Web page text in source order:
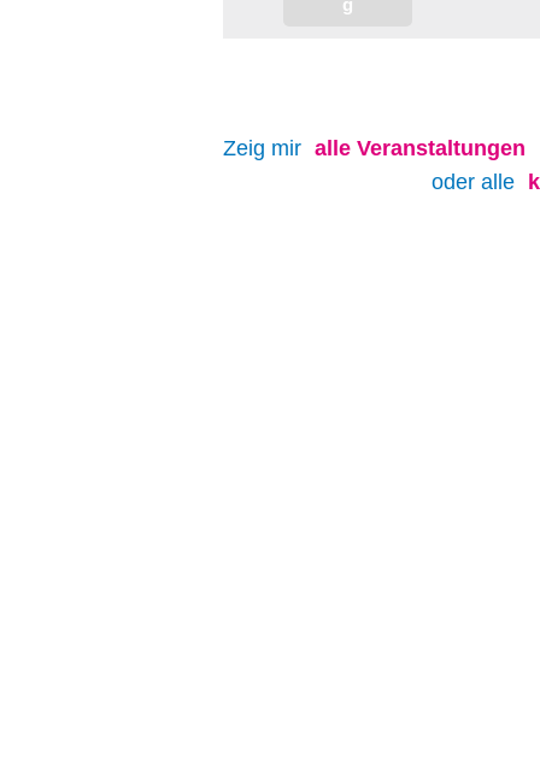
Zeig mir alle Veranstaltungen
oder alle